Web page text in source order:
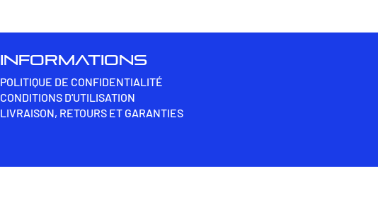
INFORMATIONS
POLITIQUE DE CONFIDENTIALITÉ
CONDITIONS D'UTILISATION
LIVRAISON, RETOURS ET GARANTIES